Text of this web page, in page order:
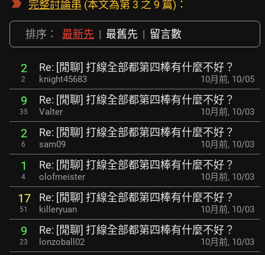
完整討論串 (本文為第 3 之 9 篇)：
排序： 最新先 | 最舊先 | 留言數
2
2
Re: [閒聊] 打線全部都第四棒有什麼不好？
knight45683 10月前, 10/05
9
35
Re: [閒聊] 打線全部都第四棒有什麼不好？
Valter 10月前, 10/03
2
6
Re: [閒聊] 打線全部都第四棒有什麼不好？
sam09 10月前, 10/03
1
4
Re: [閒聊] 打線全部都第四棒有什麼不好？
olofmeister 10月前, 10/03
17
51
Re: [閒聊] 打線全部都第四棒有什麼不好？
killeryuan 10月前, 10/03
9
23
Re: [閒聊] 打線全部都第四棒有什麼不好？
lonzoball02 10月前, 10/03